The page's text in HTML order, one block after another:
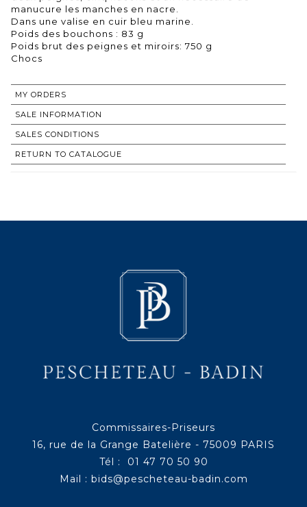
manucure les manches en nacre.
Dans une valise en cuir bleu marine.
Poids des bouchons : 83 g
Poids brut des peignes et miroirs: 750 g
Chocs
MY ORDERS
SALE INFORMATION
SALES CONDITIONS
RETURN TO CATALOGUE
Commissaires-Priseurs
16, rue de la Grange Batelière - 75009 PARIS
Tél : 01 47 70 50 90
Mail : bids@pescheteau-badin.com